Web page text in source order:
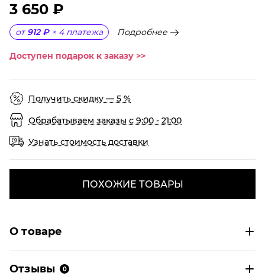
3 650 ₽
от 912 ₽ × 4 платежа Подробнее
Доступен подарок к заказу >>
Получить скидку — 5 %
Обрабатываем заказы с 9:00 - 21:00
Узнать стоимость доставки
ПОХОЖИЕ ТОВАРЫ
О товаре
Отзывы 0